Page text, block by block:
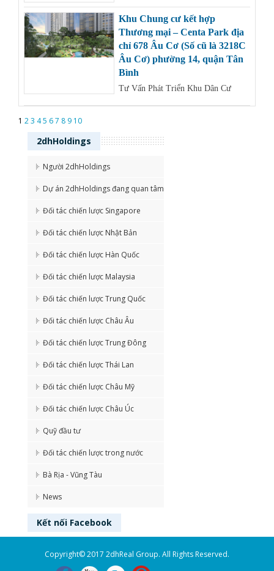
Khu Chung cư kết hợp
Thương mại – Centa Park địa
chỉ 678 Âu Cơ (Số cũ là 3218C
Âu Cơ) phường 14, quận Tân
Bình
Tư Vấn Phát Triển Khu Dân Cư
1 23 45 67 8 9 10
2dhHoldings
Người 2dhHoldings
Dự án 2dhHoldings đang quan tâm
Đối tác chiến lược Singapore
Đối tác chiến lược Nhật Bản
Đối tác chiến lược Hàn Quốc
Đối tác chiến lược Malaysia
Đối tác chiến lược Trung Quốc
Đối tác chiến lược Châu Âu
Đối tác chiến lược Trung Đông
Đối tác chiến lược Thái Lan
Đối tác chiến lược Châu Mỹ
Đối tác chiến lược Châu Úc
Quỹ đầu tư
Đối tác chiến lược trong nước
Bà Rịa - Vũng Tàu
News
Kết nối Facebook
Copyright© 2017 2dhReal Group. All Rights Reserved.